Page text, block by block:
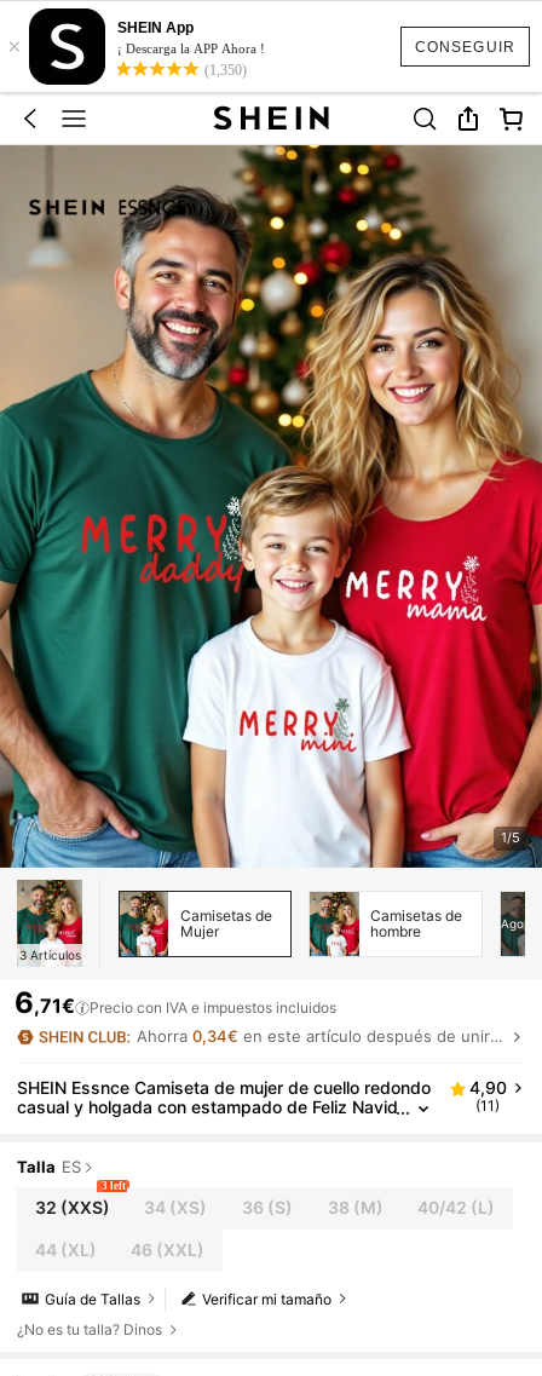
CONSEGUIR
×
SHEIN App
¡ Descarga la APP Ahora !
(1,350)
1/5
3 Artículos
Camisetas de
Mujer
Camisetas de
hombre
6,71€ Precio con IVA e impuestos incluidos
Ahorra0,34€ en este artículo después de unirte.
SHEIN Essnce Camiseta de mujer de cuello redondo
casual y holgada con estampado de Feliz Navid
4,90
(11)
Talla ES
32 (XXS)
3 left
34 (XS) 36 (S) 38 (M) 40/42 (L)
44(XL) 46 (XXL)
Verificar mi tamaño
Guía de Tallas
¿No es tu talla? Dinos